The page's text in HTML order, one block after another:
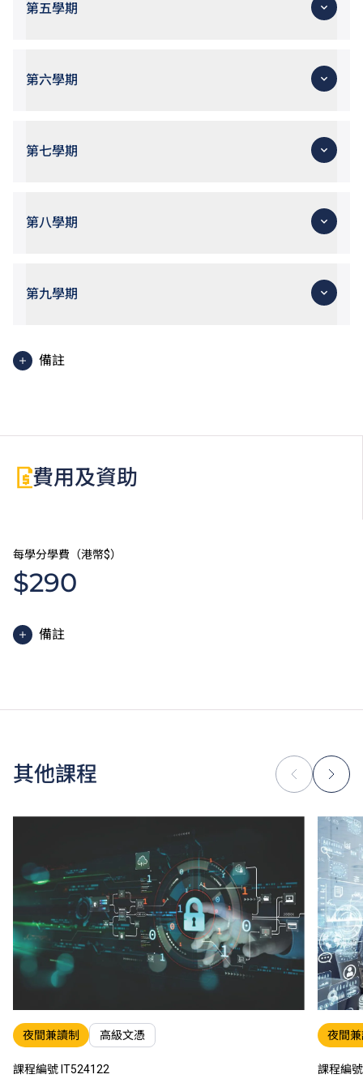
第五學期
第六學期
第七學期
第八學期
第九學期
備註
期最大學分的限制。
從事與課程相關行業之申請人如擁有最少一年相關行業
之全職工作經驗，可申請豁免此單元。
費用及資助
每學分學費（港幣$）
$290
備註
為增強對學生的學習支援，學院或會要求部分學生修讀
學費水平會每年檢討。
其他課程
夜間兼讀制 高級文憑
課程編號 IT524122
夜間
課程編